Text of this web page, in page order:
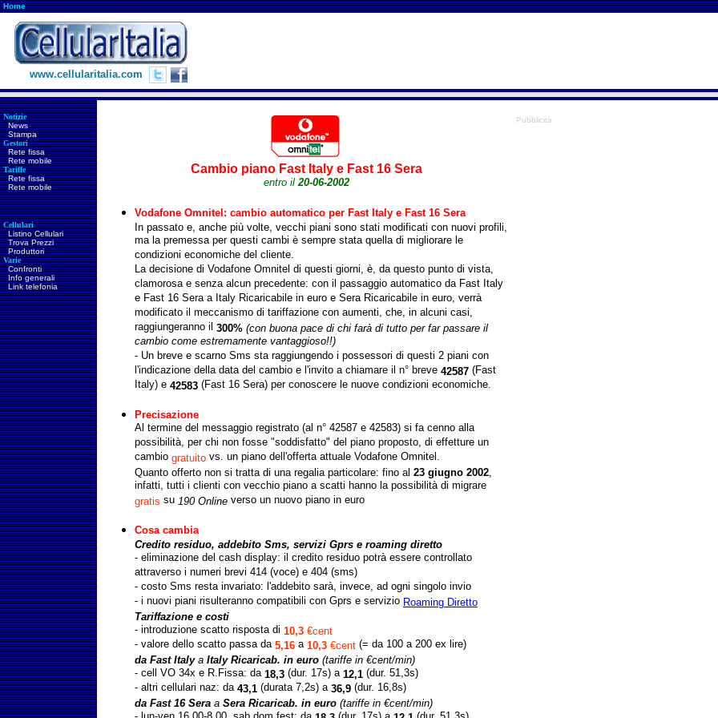
Home
www.cellularitalia.com
Notizie
News
Stampa
Gestori
Rete fissa
Rete mobile
Tariffe
Rete fissa
Rete mobile
Cellulari
Listino Cellulari
Trova Prezzi
Produttori
Varie
Confronti
Info generali
Link telefonia
Cambio piano Fast Italy e Fast 16 Sera
entro il20-06-2002
Vodafone Omnitel: cambio automatico per Fast Italy e Fast 16 Sera
In passato e, anche più volte, vecchi piani sono stati modificati con nuovi profili,
ma la premessa per questi cambi è sempre stata quella di migliorare le
condizioni economiche del cliente.
La decisione di Vodafone Omnitel di questi giorni, è, da questo punto di vista,
clamorosa e senza alcun precedente: con il passaggio automatico da Fast Italy
e Fast 16 Sera a Italy Ricaricabile in euro e Sera Ricaricabile in euro, verrà
modificato il meccanismo di tariffazione con aumenti, che, in alcuni casi,
raggiungeranno il 300% (con buona pace di chi farà di tutto per far passare il
cambio come estremamente vantaggioso!!)
- Un breve e scarno Sms sta raggiungendo i possessori di questi 2 piani con
l'indicazione della data del cambio e l'invito a chiamare il n° breve 42587 (Fast
Italy) e 42583 (Fast 16 Sera) per conoscere le nuove condizioni economiche.
Precisazione
Al termine del messaggio registrato (al n° 42587 e 42583) si fa cenno alla
possibilità, per chi non fosse "soddisfatto" del piano proposto, di effetture un
cambio gratuito vs. un piano dell'offerta attuale Vodafone Omnitel.
Quanto offerto non si tratta di una regalia particolare: fino al 23 giugno 2002,
infatti, tutti i clienti con vecchio piano a scatti hanno la possibilità di migrare
gratis su 190 Online verso un nuovo piano in euro
Cosa cambia
Credito residuo, addebito Sms, servizi Gprs e roaming diretto
- eliminazione del cash display: il credito residuo potrà essere controllato
attraverso i numeri brevi 414 (voce) e 404 (sms)
- costo Sms resta invariato: l'addebito sarà, invece, ad ogni singolo invio
- i nuovi piani risulteranno compatibili con Gprs e servizio Roaming Diretto
Tariffazione e costi
- introduzione scatto risposta di 10,3 €cent
- valore dello scatto passa da 5,16 a 10,3 €cent (= da 100 a 200 ex lire)
da Fast Italy a Italy Ricaricab. in euro (tariffe in €cent/min)
- cell VO 34x e R.Fissa: da 18,3 (dur. 17s) a 12,1 (dur. 51,3s)
- altri cellulari naz: da 43,1 (durata 7,2s) a 36,9 (dur. 16,8s)
da Fast 16 Sera a Sera Ricaricab. in euro (tariffe in €cent/min)
Pubblicità